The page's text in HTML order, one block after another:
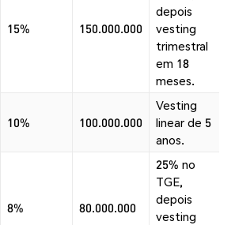
15% 150.000.000
depois
vesting
trimestral
em 18
meses.
10% 100.000.000
Vesting
linear de 5
anos.
8% 80.000.000
25% no
TGE,
depois
vesting